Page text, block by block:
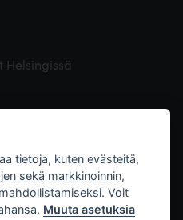
tietoja, kuten evästeitä,
sekä markkinoinnin,
Voit
Muuta asetuksia